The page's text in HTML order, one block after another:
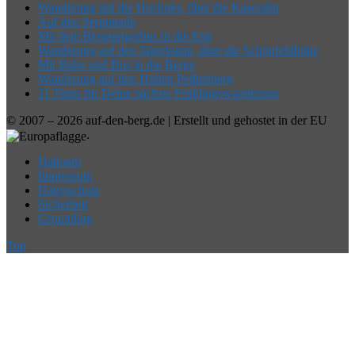
Wanderung auf die Hochries, über die Käseralm
Auf den Serponado
Mit dem Bergsteigerbus in die Eng
Wanderung auf den Jägerkamp, über die Schönfeldhütte
Mit Bahn und Bus in die Berge
Wanderung auf den Hohen Peißenberg
11 Tipps für Deine nächste Frühlingswanderung
© 2007 – 2026 auf-den-berg.de | Erstellt und gehostet in der EU
.
Dahoam
Impressum
Datenschutz
Sicherheit
Grounding
Top